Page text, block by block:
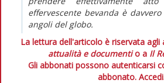
effervescente bevanda è
angoli del globo.
La lettura dell'articolo è riservata agli
attualità e documentio a Il
Gli abbonati possono autenticarsi
abbonato.